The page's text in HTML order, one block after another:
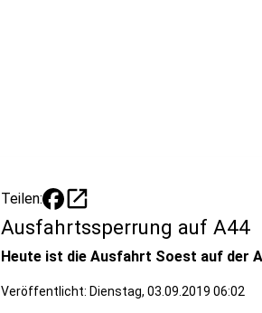
Teilen: open_in_new
Ausfahrtssperrung auf A44
Heute ist die Ausfahrt Soest auf der
Veröffentlicht: Dienstag, 03.09.2019 06:02